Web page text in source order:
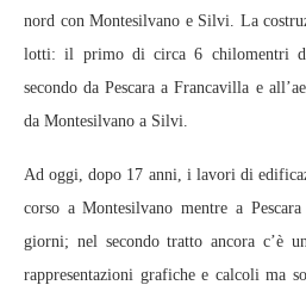
nord con Montesilvano e Silvi. La
lotti: il primo di circa 6 chilomentri
secondo da Pescara a Francavilla e
da Montesilvano a Silvi.
Ad oggi, dopo 17 anni, i lavori di
corso a Montesilvano mentre a
giorni; nel secondo tratto ancora c’è
rappresentazioni grafiche e calcoli ma